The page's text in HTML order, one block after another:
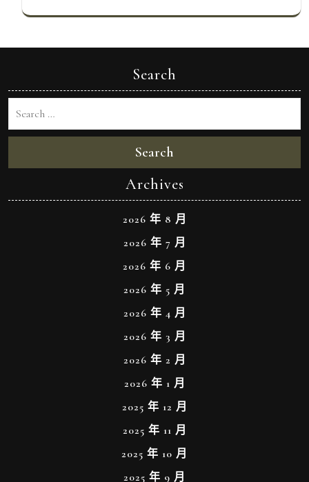
Search
Search
Archives
2026 年 8 月
2026 年 7 月
2026 年 6 月
2026 年 5 月
2026 年 4 月
2026 年 3 月
2026 年 2 月
2026 年 1 月
2025 年 12 月
2025 年 11 月
2025 年 10 月
2025 年 9 月